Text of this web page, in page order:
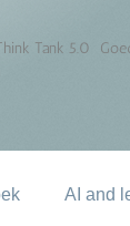
Tank 5.0
AI and